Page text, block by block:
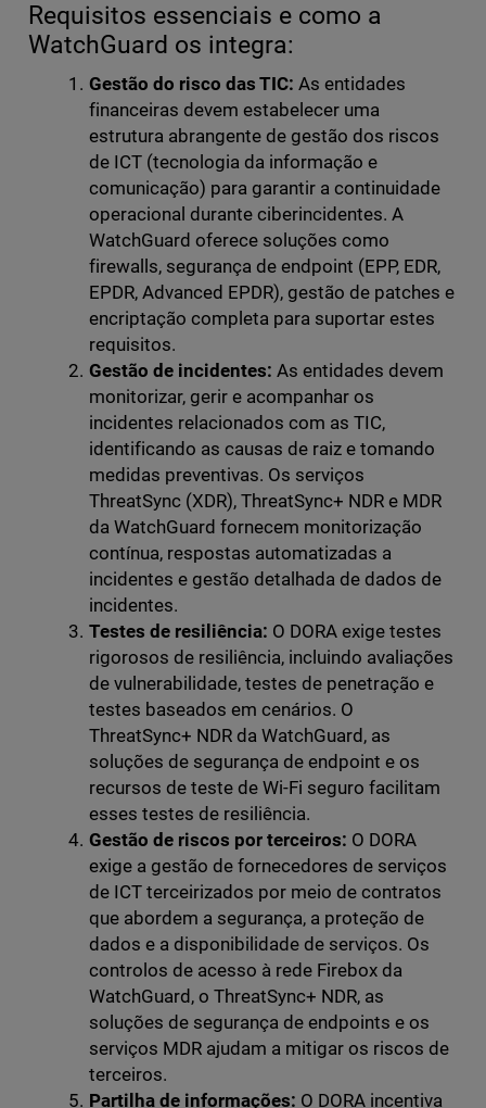
Requisitos essenciais e como a
WatchGuard os integra:
Gestão do risco das TIC: As entidades
financeiras devem estabelecer uma
estrutura abrangente de gestão dos riscos
de ICT (tecnologia da informação e
comunicação) para garantir a continuidade
operacional durante ciberincidentes. A
WatchGuard oferece soluções como
firewalls, segurança de endpoint (EPP, EDR,
EPDR, Advanced EPDR), gestão de patches e
encriptação completa para suportar estes
requisitos.
Gestão de incidentes: As entidades devem
monitorizar, gerir e acompanhar os
incidentes relacionados com as TIC,
identificando as causas de raiz e tomando
medidas preventivas. Os serviços
ThreatSync (XDR), ThreatSync+ NDR e MDR
da WatchGuard fornecem monitorização
contínua, respostas automatizadas a
incidentes e gestão detalhada de dados de
incidentes.
Testes de resiliência: O DORA exige testes
rigorosos de resiliência, incluindo avaliações
de vulnerabilidade, testes de penetração e
testes baseados em cenários. O
ThreatSync+ NDR da WatchGuard, as
soluções de segurança de endpoint e os
recursos de teste de Wi-Fi seguro facilitam
esses testes de resiliência.
Gestão de riscos por terceiros: O DORA
exige a gestão de fornecedores de serviços
de ICT terceirizados por meio de contratos
que abordem a segurança, a proteção de
dados e a disponibilidade de serviços. Os
controlos de acesso à rede Firebox da
WatchGuard, o ThreatSync+ NDR, as
soluções de segurança de endpoints e os
serviços MDR ajudam a mitigar os riscos de
terceiros.
Partilha de informações: O DORA incentiva